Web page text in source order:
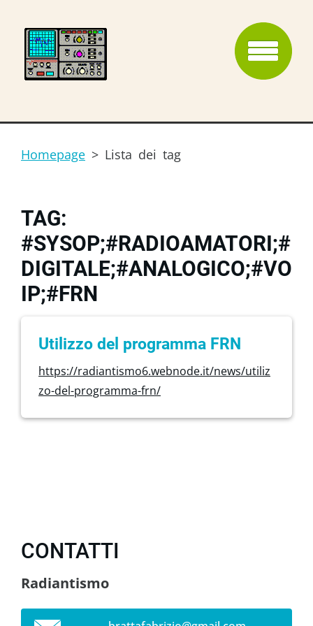
Homepage > Lista dei tag
TAG:
#SYSOP;#RADIOAMATORI;#
DIGITALE;#ANALOGICO;#VO
IP;#FRN
Utilizzo del programma FRN
https://radiantismo6.webnode.it/news/utiliz
zo-del-programma-frn/
CONTATTI
Radiantismo